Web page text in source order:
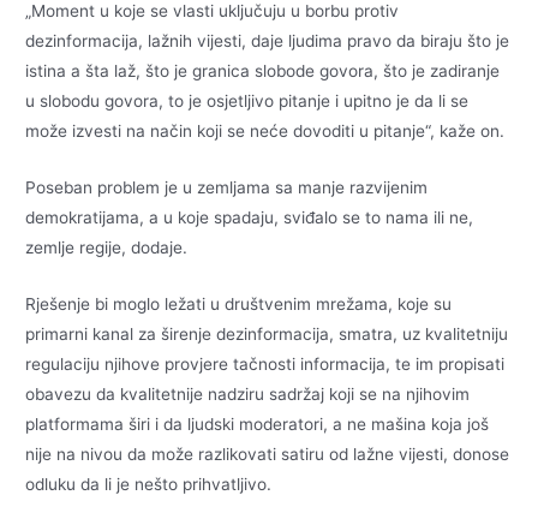
„Moment u koje se vlasti uključuju u borbu protiv
dezinformacija, lažnih vijesti, daje ljudima pravo da biraju što je
istina a šta laž, što je granica slobode govora, što je zadiranje
u slobodu govora, to je osjetljivo pitanje i upitno je da li se
može izvesti na način koji se neće dovoditi u pitanje“, kaže on.
Poseban problem je u zemljama sa manje razvijenim
demokratijama, a u koje spadaju, sviđalo se to nama ili ne,
zemlje regije, dodaje.
Rješenje bi moglo ležati u društvenim mrežama, koje su
primarni kanal za širenje dezinformacija, smatra, uz kvalitetniju
regulaciju njihove provjere tačnosti informacija, te im propisati
obavezu da kvalitetnije nadziru sadržaj koji se na njihovim
platformama širi i da ljudski moderatori, a ne mašina koja još
nije na nivou da može razlikovati satiru od lažne vijesti, donose
odluku da li je nešto prihvatljivo.